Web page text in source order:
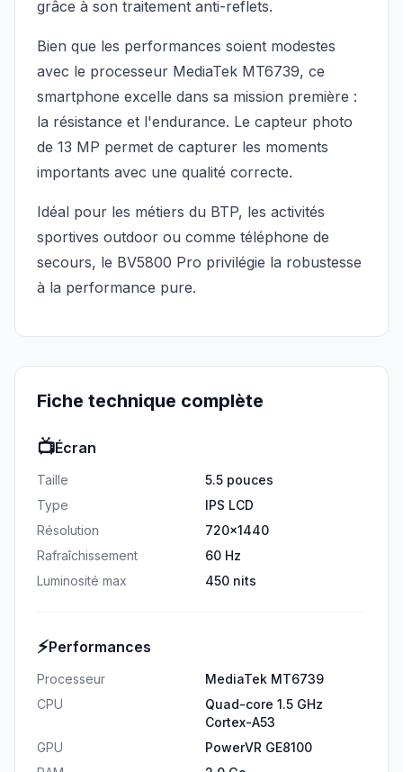
grâce à son traitement anti-reflets.
Bien que les performances soient modestes
avec le processeur MediaTek MT6739, ce
smartphone excelle dans sa mission première :
la résistance et l'endurance. Le capteur photo
de 13 MP permet de capturer les moments
importants avec une qualité correcte.
Idéal pour les métiers du BTP, les activités
sportives outdoor ou comme téléphone de
secours, le BV5800 Pro privilégie la robustesse
à la performance pure.
Fiche technique complète
📺Écran
Taille
5.5 pouces
Type
IPS LCD
Résolution
720x1440
Rafraîchissement
60 Hz
Luminosité max
450 nits
⚡Performances
Processeur
MediaTek MT6739
CPU
Quad-core 1.5 GHz
Cortex-A53
GPU
PowerVR GE8100